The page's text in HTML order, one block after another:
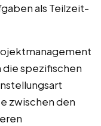
als Teilzeit-
die spezifischen
zwischen den